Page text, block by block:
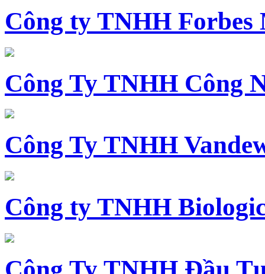
Công ty TNHH
Công Ty TNHH Công
Công Ty TNHH
Công ty TNHH